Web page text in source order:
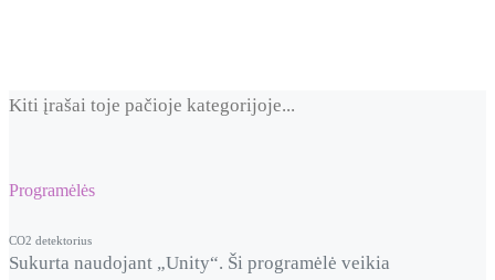
Kiti įrašai toje pačioje kategorijoje...
Programėlės
CO2 detektorius
Sukurta naudojant „Unity“. Ši programėlė veikia